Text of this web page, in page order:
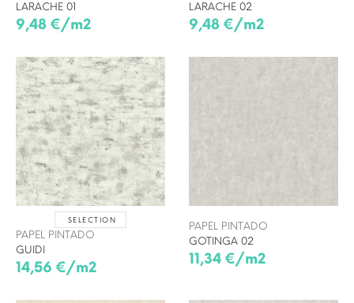
LARACHE 01
9,48 €/m2
LARACHE 02
9,48 €/m2
SELECTION
PAPEL PINTADO
GUIDI
14,56 €/m2
PAPEL PINTADO
GOTINGA 02
11,34 €/m2